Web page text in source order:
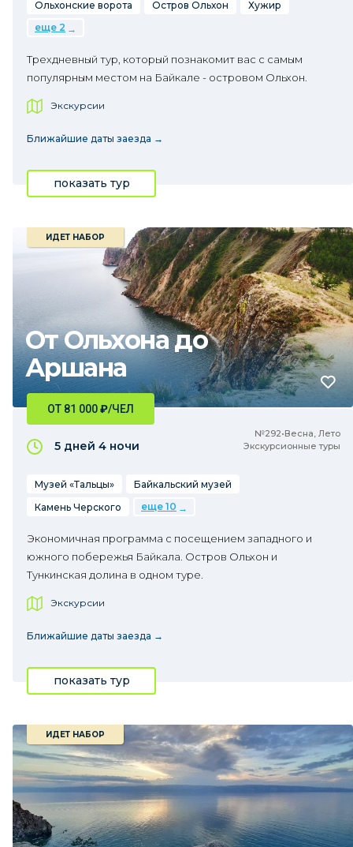
Ольхонские ворота Остров Ольхон
Хужир
еще 2
Трехдневный тур, который познакомит вас с самым
популярным местом на Байкале - островом Ольхон.
Экскурсии
Ближайшие даты заезда →
показать тур
От Ольхона до
Аршана
ИДЕТ НАБОР
№292•Весна, Лето
Экскурсионные туры
ОТ 81 000₽/ЧЕЛ
5 дней 4 ночи
Музей «Тальцы»
Байкальский музей
Камень Черского
еще 10
Экономичная программа с посещением западного и
южного побережья Байкала. Остров Ольхон и
Тункинская долина в одном туре.
Экскурсии
Ближайшие даты заезда →
показать тур
ИДЕТ НАБОР